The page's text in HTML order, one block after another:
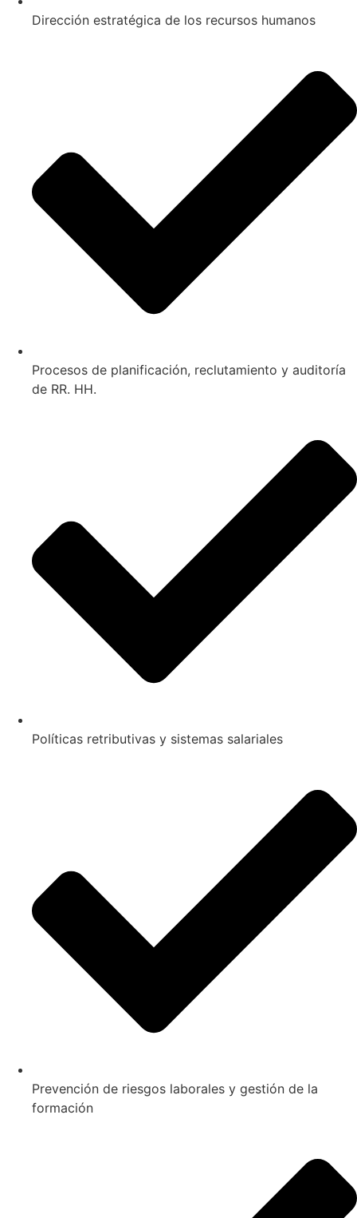
Dirección estratégica de los recursos humanos
Procesos de planificación, reclutamiento y auditoría
de RR. HH.
Políticas retributivas y sistemas salariales
Prevención de riesgos laborales y gestión de la
formación